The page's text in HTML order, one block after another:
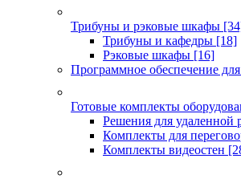
Трибуны и рэковые шкафы
Трибуны и кафедры [18]
Рэковые шкафы [16]
Программное обеспечение
Готовые комплекты
Решения для удаленной
Комплекты для
Комплекты видеостен